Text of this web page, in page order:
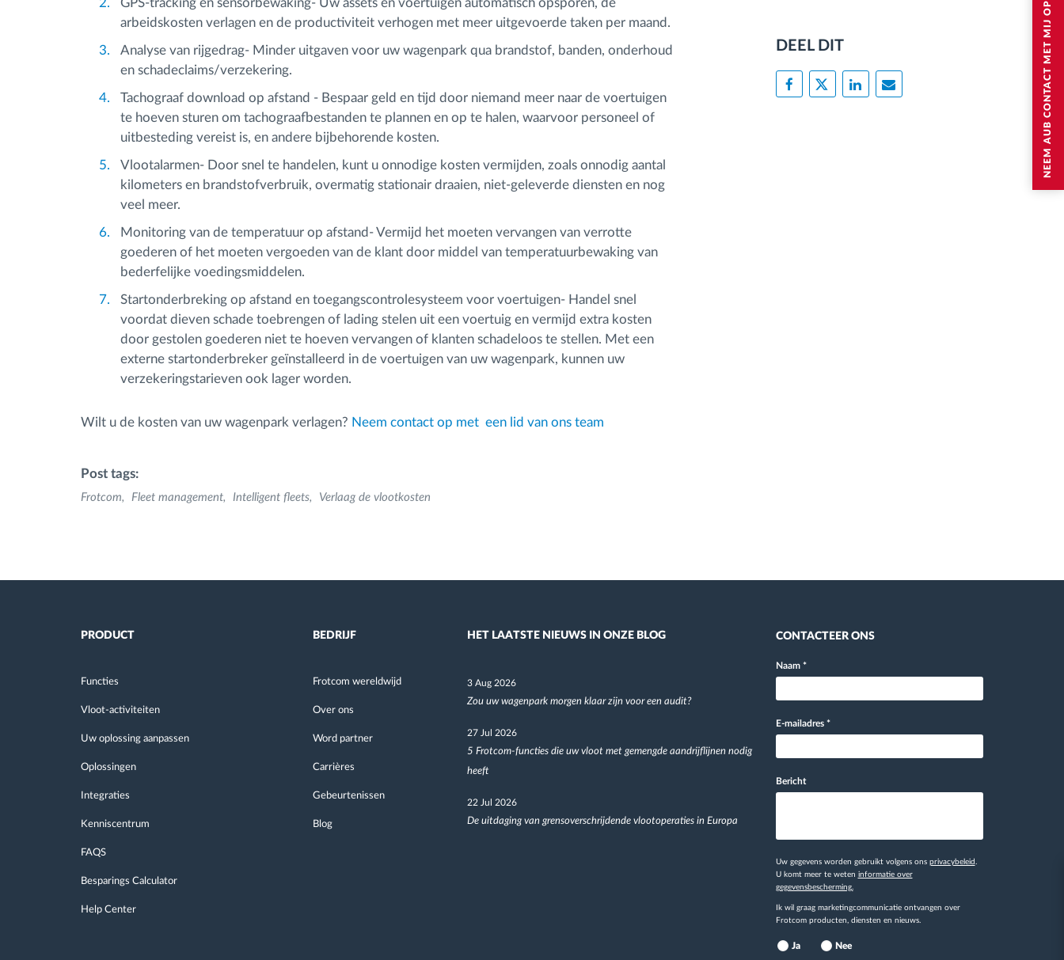
NEEM AUB CONTACT MET MIJ OP
GPS-tracking en sensorbewaking- Uw assets en voertuigen automatisch opsporen, de
arbeidskosten verlagen en de productiviteit verhogen met meer uitgevoerde taken per maand.
Analyse van rijgedrag- Minder uitgaven voor uw wagenpark qua brandstof, banden, onderhoud
en schadeclaims/verzekering.
Tachograaf download op afstand - Bespaar geld en tijd door niemand meer naar de voertuigen
te hoeven sturen om tachograafbestanden te plannen en op te halen, waarvoor personeel of
uitbesteding vereist is, en andere bijbehorende kosten.
Vlootalarmen- Door snel te handelen, kunt u onnodige kosten vermijden, zoals onnodig aantal
kilometers en brandstofverbruik, overmatig stationair draaien, niet-geleverde diensten en nog
veel meer.
Monitoring van de temperatuur op afstand- Vermijd het moeten vervangen van verrotte
goederen of het moeten vergoeden van de klant door middel van temperatuurbewaking van
bederfelijke voedingsmiddelen.
Startonderbreking op afstand en toegangscontrolesysteem voor voertuigen- Handel snel
voordat dieven schade toebrengen of lading stelen uit een voertuig en vermijd extra kosten
door gestolen goederen niet te hoeven vervangen of klanten schadeloos te stellen. Met een
externe startonderbreker geïnstalleerd in de voertuigen van uw wagenpark, kunnen uw
verzekeringstarieven ook lager worden.
Wilt u de kosten van uw wagenpark verlagen? Neem contact op met een lid van ons team
Post tags:
Frotcom Fleet management Intelligent fleets Verlaag de vlootkosten
DEEL DIT
PRODUCT
Functies
Vloot-activiteiten
Uw oplossing aanpassen
Oplossingen
Integraties
Kenniscentrum
FAQS
Besparings Calculator
Help Center
BEDRIJF
Frotcom wereldwijd
Over ons
Word partner
Carrières
Gebeurtenissen
Blog
HET LAATSTE NIEUWS IN ONZE BLOG
3 Aug 2026
Zou uw wagenpark morgen klaar zijn voor een audit?
27 Jul 2026
5 Frotcom-functies die uw vloot met gemengde aandrijflijnen nodig
heeft
22 Jul 2026
De uitdaging van grensoverschrijdende vlootoperaties in Europa
CONTACTEER ONS
Naam *
E-mailadres *
Bericht
Uw gegevens worden gebruikt volgens ons privacybeleid
U komt meer te weten informatie over
gegevensbescherming.
Ik wil graag marketingcommunicatie ontvangen over
Frotcom producten, diensten en nieuws.
Ja Nee